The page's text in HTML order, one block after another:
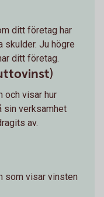
ditt företag har
Ju högre
ditt företag.
och visar hur
sin verksamhet
av.
som visar vinsten